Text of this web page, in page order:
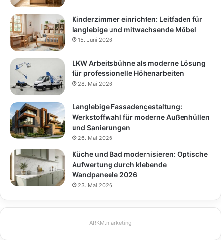
Kinderzimmer einrichten: Leitfaden für
langlebige und mitwachsende Möbel
15. Juni 2026
LKW Arbeitsbühne als moderne Lösung
für professionelle Höhenarbeiten
28. Mai 2026
Langlebige Fassadengestaltung:
Werkstoffwahl für moderne Außenhüllen
und Sanierungen
26. Mai 2026
Küche und Bad modernisieren: Optische
Aufwertung durch klebende
Wandpaneele 2026
23. Mai 2026
ARKM.marketing